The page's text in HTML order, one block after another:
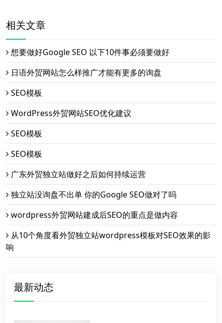
相关文章
想要做好Google SEO 以下10件事必须要做好
日语外贸网站怎么样推广才能有更多的询盘
SEO模板
WordPress外贸网站SEO优化建议
SEO模板
SEO模板
广东外贸独立站做好之后如何持续运营
独立站没询盘不出单 你的Google SEO做对了吗
wordpress外贸网站建成后SEO的重点是做内容
从10个角度看外贸独立站wordpress模板对SEO效果的影
响
最新动态